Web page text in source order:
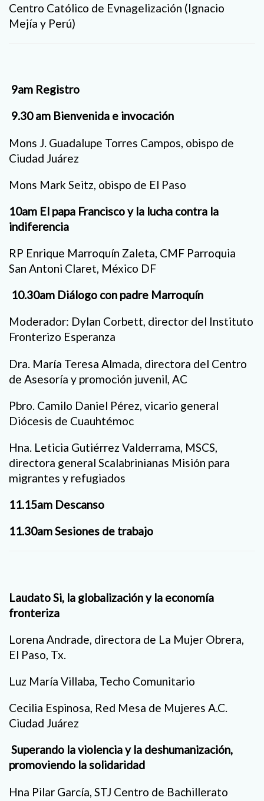
Centro Católico de Evnagelización (Ignacio
Mejía y Perú)
9am Registro
9.30 am Bienvenida e invocación
Mons J. Guadalupe Torres Campos, obispo de
Ciudad Juárez
Mons Mark Seitz, obispo de El Paso
10am El papa Francisco y la lucha contra la
indiferencia
RP Enrique Marroquín Zaleta, CMF Parroquia
San Antoni Claret, México DF
10.30am Diálogo con padre Marroquín
Moderador: Dylan Corbett, director del Instituto
Fronterizo Esperanza
Dra. María Teresa Almada, directora del Centro
de Asesoría y promoción juvenil, AC
Pbro. Camilo Daniel Pérez, vicario general
Diócesis de Cuauhtémoc
Hna. Leticia Gutiérrez Valderrama, MSCS,
directora general Scalabrinianas Misión para
migrantes y refugiados
11.15am Descanso
11.30am Sesiones de trabajo
Laudato Si, la globalización y la economía
fronteriza
Lorena Andrade, directora de La Mujer Obrera,
El Paso, Tx.
Luz María Villaba, Techo Comunitario
Cecilia Espinosa, Red Mesa de Mujeres A.C.
Ciudad Juárez
Superando la violencia y la deshumanización,
promoviendo la solidaridad
Hna Pilar García, STJ Centro de Bachillerato